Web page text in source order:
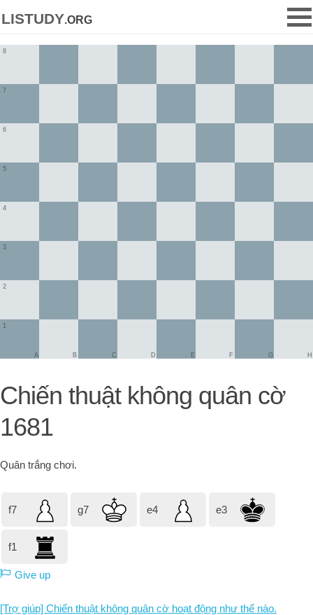
listudy.org
1
2
3
4
5
6
7
8
A B C D E F G H
Chiến thuật không quân cờ
1681
Quân trắng chơi.
f7 g7 e4 e3
f1
Give up
[Trợ giúp] Chiến thuật không quân cờ hoạt động như thế nào.